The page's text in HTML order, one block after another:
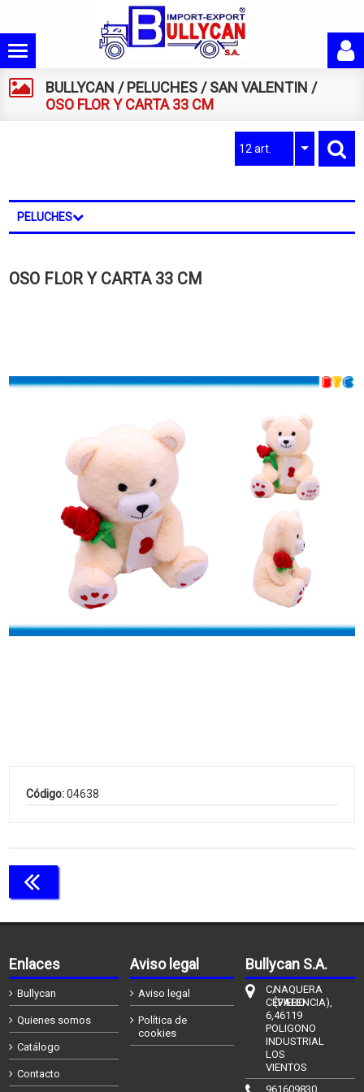
BULLYCAN /PELUCHES /SAN VALENTIN /
OSO FLOR Y CARTA 33 CM
12 art.
PELUCHES
OSO FLOR Y CARTA 33 CM
Código:04638
Enlaces
Bullycan
Quienes somos
Catálogo
Contacto
Aviso legal
Aviso legal
Política de
cookies
Bullycan S.A.
C/
CÉFIERO
6,
POLIGONO
INDUSTRIAL
LOS
VIENTOS
NAQUERA
(VALENCIA),
46119
961609830